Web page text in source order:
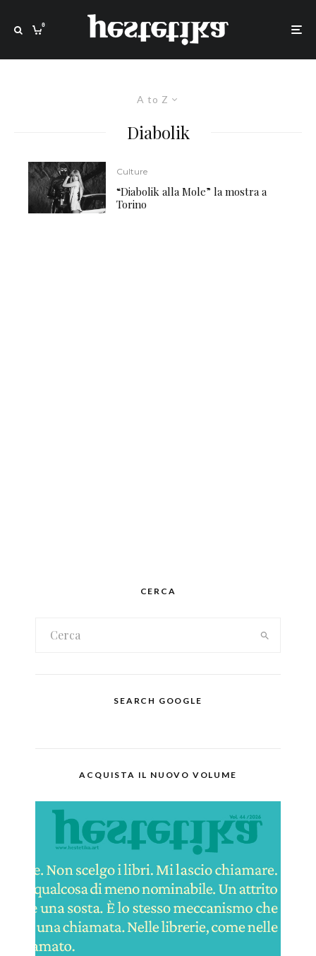
0
A to Z
Diabolik
Culture
“Diabolik alla Mole” la mostra a
Torino
CERCA
SEARCH GOOGLE
ACQUISTA IL NUOVO VOLUME